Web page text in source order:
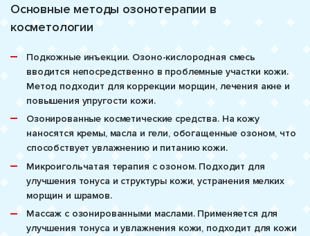
Основные методы озонотерапии в
косметологии
Подкожные инъекции. Озоно-кислородная смесь
вводится непосредственно в проблемные участки кожи.
Метод подходит для коррекции морщин, лечения акне и
повышения упругости кожи.
Озонированные косметические средства. На кожу
наносятся кремы, масла и гели, обогащенные озоном, что
способствует увлажнению и питанию кожи.
Микроигольчатая терапия с озоном. Подходит для
улучшения тонуса и структуры кожи, устранения мелких
морщин и шрамов.
Массаж с озонированными маслами. Применяется для
улучшения тонуса и увлажнения кожи, подходит для кожи